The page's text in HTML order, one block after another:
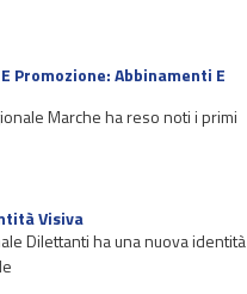
Promozione: Abbinamenti E
Marche ha reso noti i primi
Visiva
Dilettanti ha una nuova identità